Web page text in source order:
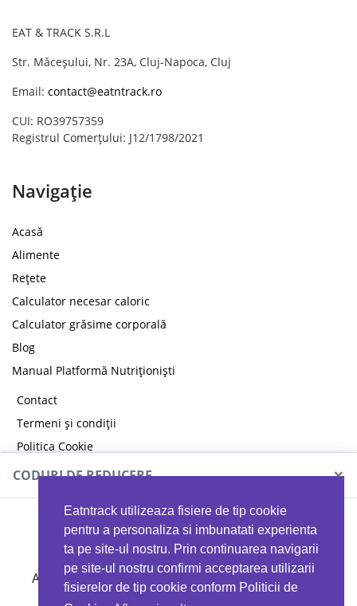
Eatntrack utilizeaza fisiere de tip cookie
pentru a personaliza si imbunatati experienta
ta pe site-ul nostru. Prin continuarea navigarii
pe site-ul nostru confirmi acceptarea utilizarii
fisierelor de tip cookie conform Politicii de
EAT & TRACK S.R.L
Str. Măceșului, Nr. 23A, Cluj-Napoca, Cluj
Email: contact@eatntrack.ro
CUI: RO39757359
Registrul Comerțului: J12/1798/2021
Navigație
Acasă
Alimente
Rețete
Calculator necesar caloric
Calculator grăsime corporală
Blog
Manual Platformă Nutriționiști
Contact
Termeni și condiții
Politica Cookie
Politica de confidențialitate
CODURI DE REDUCERE ×
MYPROTEIN
Ai 40%reducere la orice comandă folosind codul
EATTRACK